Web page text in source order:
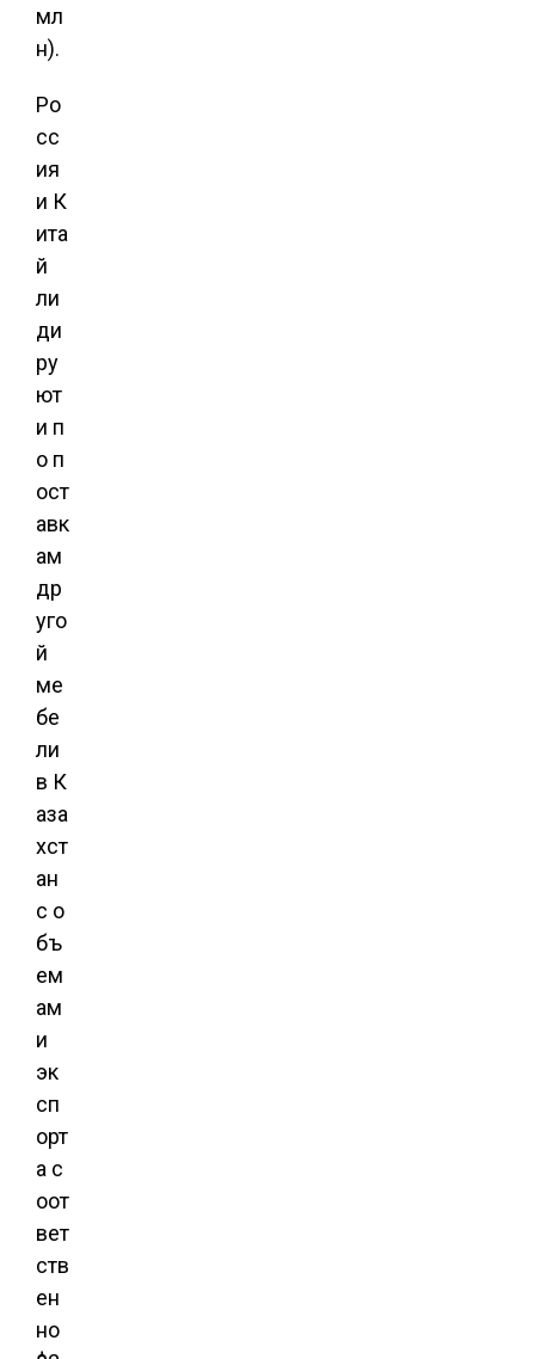
мл
н).
Ро
сс
ия
и К
ита
й
ли
ди
ру
ют
и п
о п
ост
авк
ам
др
уго
й
ме
бе
ли
в К
аза
хст
ан
с о
бъ
ем
ам
и
эк
сп
орт
а с
оот
вет
ств
ен
но